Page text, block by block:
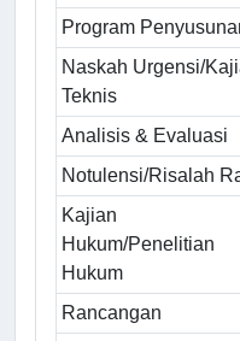
Program
Naskah Urgensi/
Teknis
Analisis & Evaluasi
Notulensi/Risalah
Kajian
Hukum/Penelitian
Hukum
Rancangan